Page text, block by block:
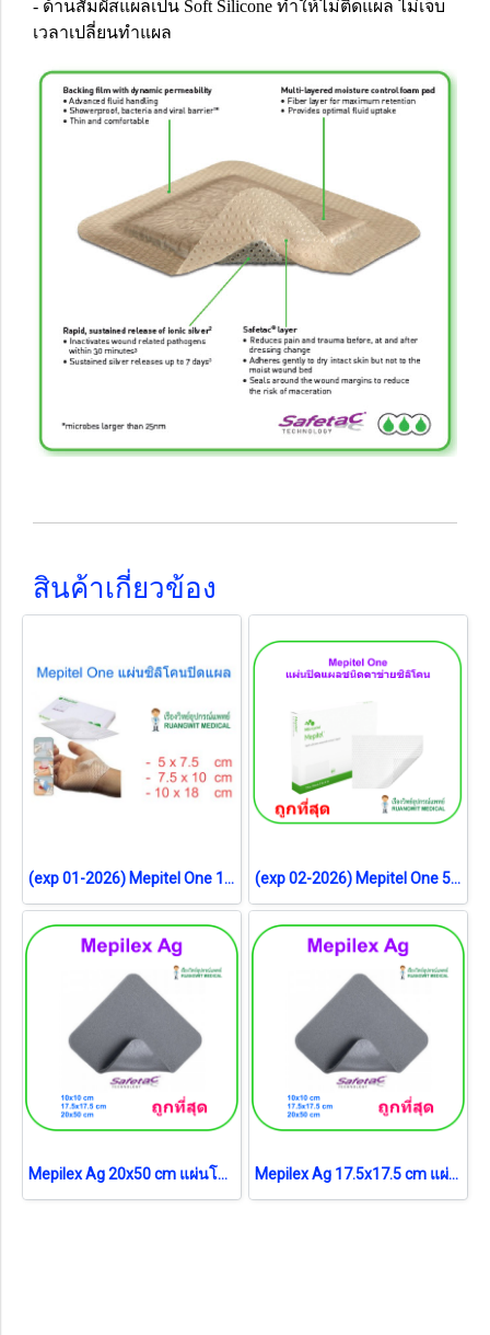
- ด้านสัมผัสแผลเป็น Soft Silicone ทำให้ไม่ติดแผล ไม่เจ็บ
เวลาเปลี่ยนทำแผล
สินค้าเกี่ยวข้อง
(exp 01-2026) Mepitel One 10x18 cm (1 แผ่น) (exp 02-2026) Mepitel One 5x7.5 cm แผ่นปิดแผลชนิดตาข่ายซิลิโคน (1 แผ่น)
Mepilex Ag 20x50 cm แผ่นโฟมซิลิโคนปิดแผลชนิดต้านจุลชีพ (1 แผ่น) Mepilex Ag 17.5x17.5 cm แผ่นโฟมซิลิโคนปิดแผลชนิดต้านจุลชีพ (1 แผ่น) (exp 28-05-2026) แผ่นสภาพดี